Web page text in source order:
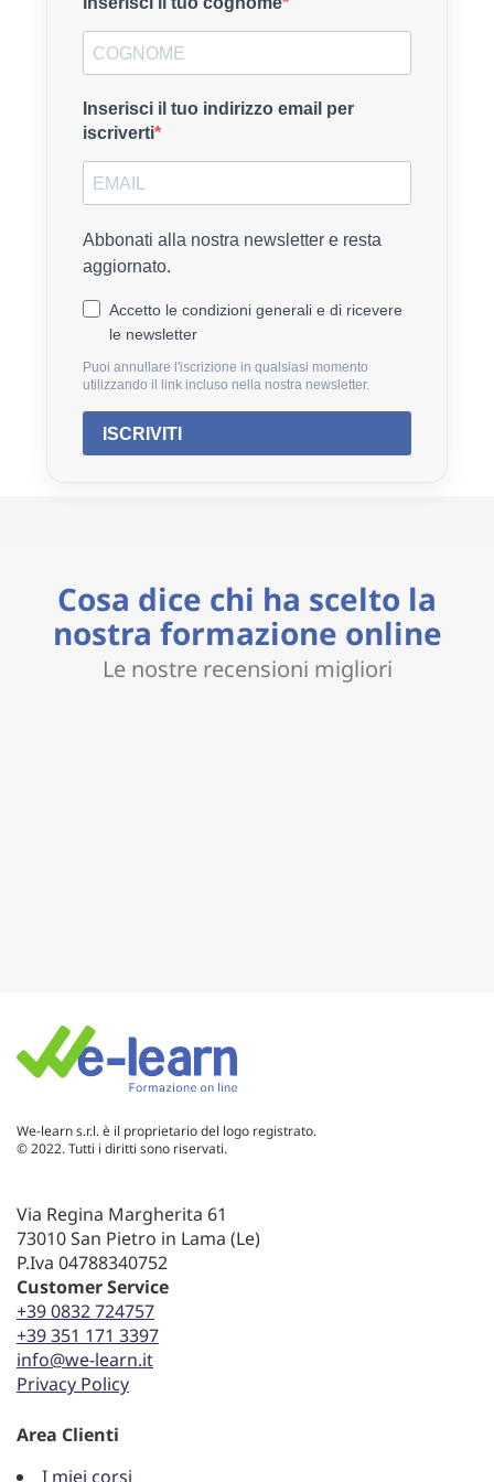
Inserisci il tuo indirizzo email per
iscriverti
Abbonati alla nostra newsletter e resta
aggiornato.
Accetto le condizioni generali e di ricevere
le newsletter
Puoi annullare l'iscrizione in qualsiasi momento
utilizzando il link incluso nella nostra newsletter.
ISCRIVITI
Cosa dice chi ha scelto la
nostra formazione online
Le nostre recensioni migliori
We-learn s.r.l. è il proprietario del logo registrato.
© 2022. Tutti i diritti sono riservati.
Via Regina Margherita 61
73010 San Pietro in Lama (Le)
P.Iva 04788340752
Customer Service
+39 0832 724757
+39 351 171 3397
info@we-learn.it
Privacy Policy
Area Clienti
I miei corsi